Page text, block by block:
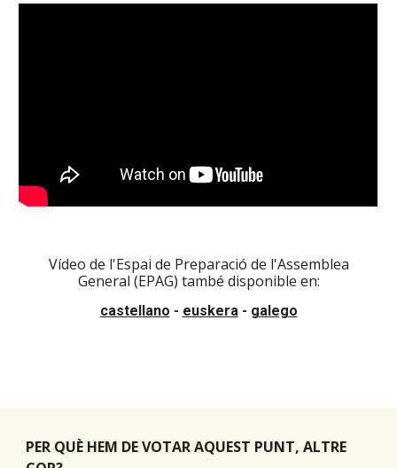
Vídeo de l'Espai de Preparació de l'Assemblea
General (EPAG) també disponible en:
castellano - euskera- galego
PER QUÈ HEM DE VOTAR AQUEST PUNT, ALTRE